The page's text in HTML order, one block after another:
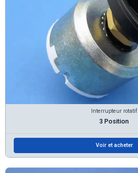
Interrupteur rotatif
3 Position
Voir et acheter